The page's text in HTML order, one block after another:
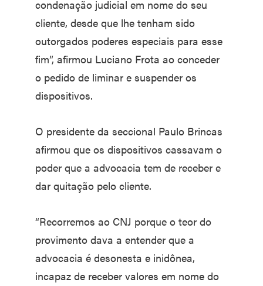
condenação judicial em nome do seu
cliente, desde que lhe tenham sido
outorgados poderes especiais para esse
fim”, afirmou Luciano Frota ao conceder
o pedido de liminar e suspender os
dispositivos.
O presidente da seccional Paulo Brincas
afirmou que os dispositivos cassavam o
poder que a advocacia tem de receber e
dar quitação pelo cliente.
“Recorremos ao CNJ porque o teor do
provimento dava a entender que a
advocacia é desonesta e inidônea,
incapaz de receber valores em nome do